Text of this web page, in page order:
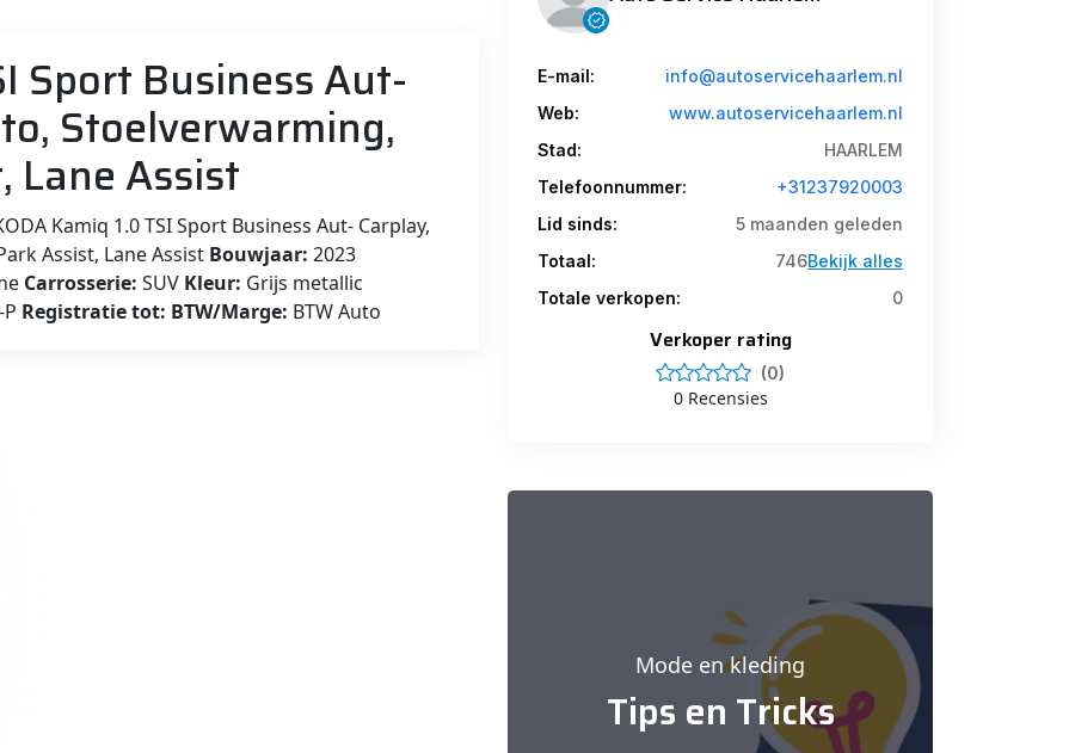
Sport Business Aut-
Stoelverwarming,
Lane Assist
Kamiq 1.0 TSI Sport Business Aut- Carplay,
Assist, Lane Assist Bouwjaar: 2023
Carrosserie: SUV Kleur: Grijs metallic
P Registratie tot: BTW/Marge: BTW Auto
E-mail:
info@autoservicehaarlem.nl
Web:
www.autoservicehaarlem.nl
Stad:
HAARLEM
Telefoonnummer:
+31237920003
Lid sinds:
5 maanden geleden
Totaal:
746Bekijk alles
Totale verkopen:
0
Verkoper rating
(0)
0 Recensies
Mode en kleding
Tips en Tricks